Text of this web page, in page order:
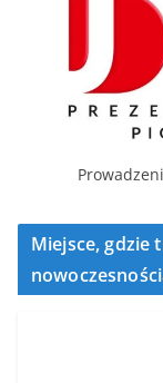
Miejsce, gdzie